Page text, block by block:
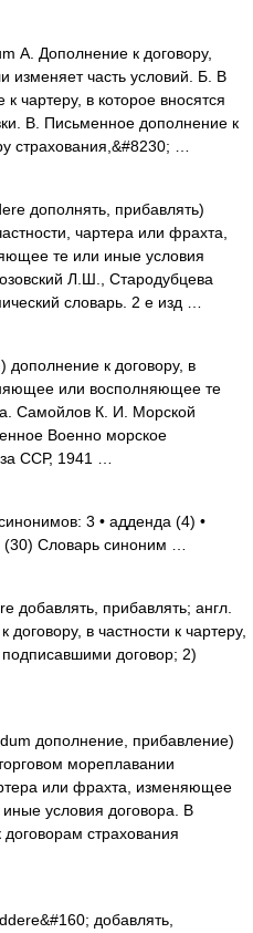
А. Дополнение к договору,
изменяет часть условий. Б. В
чартеру, в которое вносятся
В. Письменное дополнение к
страхования,&#8230; …
дополнять, прибавлять)
чартера или фрахта,
те или иные условия
Л.Ш., Стародубцева
словарь. 2 е изд …
к договору, в
или восполняющее те
Самойлов К. И. Морской
Военно морское
ССР, 1941 …
3 • адденда (4) •
(30) Словарь синоним …
добавлять, прибавлять; англ.
в частности к чартеру,
договор; 2)
дополнение, прибавление)
мореплавании
или фрахта, изменяющее
условия договора. В
страхования
добавлять,